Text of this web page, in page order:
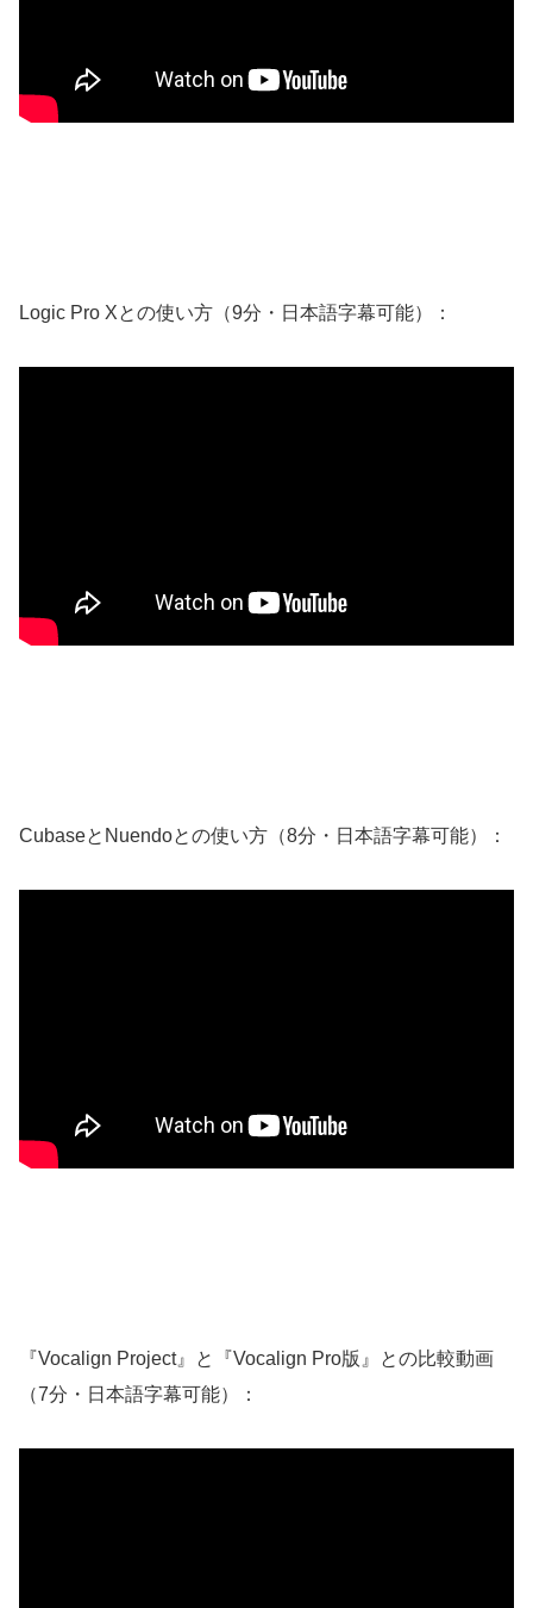
Logic Pro Xとの使い方（9分・日本語字幕可能）：
CubaseとNuendoとの使い方（8分・日本語字幕可能）：
『Vocalign Project』と『Vocalign Pro版』との比較動画
（7分・日本語字幕可能）：